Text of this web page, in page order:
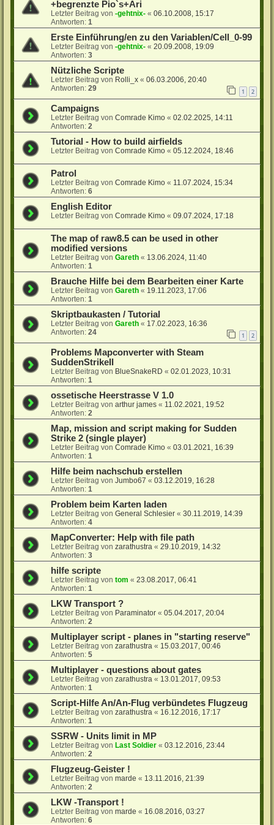
+begrenzte Pio`s+Ari
Letzter Beitrag von-gehtnix- «06.10.2008, 15:17
Antworten:1
Erste Einführung/en zu den Variablen/Cell_0-99
Letzter Beitrag von-gehtnix- «20.09.2008, 19:09
Antworten:3
Nützliche Scripte
Letzter Beitrag von Rolli_x «06.03.2006, 20:40
Antworten:29 1 2
Campaigns
Letzter Beitrag vonComrade Kimo «02.02.2025, 14:11
Antworten:2
Tutorial - How to build airfields
Letzter Beitrag vonComrade Kimo «05.12.2024, 18:46
Patrol
Letzter Beitrag vonComrade Kimo « 11.07.2024, 15:34
Antworten:6
English Editor
Letzter Beitrag vonComrade Kimo «09.07.2024, 17:18
The map of raw8.5 can be used in other
modified versions
Letzter Beitrag vonGareth « 13.06.2024, 11:40
Antworten:1
Brauche Hilfe bei dem Bearbeiten einer Karte
Letzter Beitrag vonGareth « 19.11.2023, 17:06
Antworten:1
Skriptbaukasten / Tutorial
Letzter Beitrag vonGareth « 17.02.2023, 16:36
Antworten:24 1 2
Problems Mapconverter with Steam
SuddenStrikeII
Letzter Beitrag von BlueSnakeRD «02.01.2023, 10:31
Antworten:1
ossetische Heerstrasse V 1.0
Letzter Beitrag vonarthur james « 11.02.2021, 19:52
Antworten:2
Map, mission and script making for Sudden
Strike 2 (single player)
Letzter Beitrag vonComrade Kimo «03.01.2021, 16:39
Antworten:1
Hilfe beim nachschub erstellen
Letzter Beitrag vonJumbo67 «03.12.2019, 16:28
Antworten:1
Problem beim Karten laden
Letzter Beitrag vonGeneral Schlesier «30.11.2019, 14:39
Antworten:4
MapConverter: Help with file path
Letzter Beitrag vonzarathustra «29.10.2019, 14:32
Antworten:3
hilfe scripte
Letzter Beitrag vontom «23.08.2017, 06:41
Antworten:1
LKW Transport ?
Letzter Beitrag von Paraminator «05.04.2017, 20:04
Antworten:2
Multiplayer script - planes in "starting reserve"
Letzter Beitrag vonzarathustra « 15.03.2017, 00:46
Antworten:5
Multiplayer - questions about gates
Letzter Beitrag vonzarathustra « 13.01.2017, 09:53
Antworten:1
Script-Hilfe An/An-Flug verbündetes Flugzeug
Letzter Beitrag vonzarathustra « 16.12.2016, 17:17
Antworten:1
SSRW - Units limit in MP
Letzter Beitrag vonLast Soldier «03.12.2016, 23:44
Antworten:2
Flugzeug-Geister !
Letzter Beitrag vonmarde « 13.11.2016, 21:39
Antworten:2
LKW -Transport !
Letzter Beitrag vonmarde « 16.08.2016, 03:27
Antworten:6